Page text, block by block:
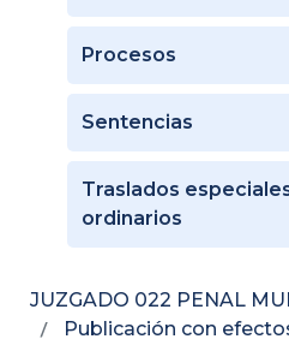
Procesos
Sentencias
Traslados
ordinarios
JUZGADO 022 PENAL
Publicación con